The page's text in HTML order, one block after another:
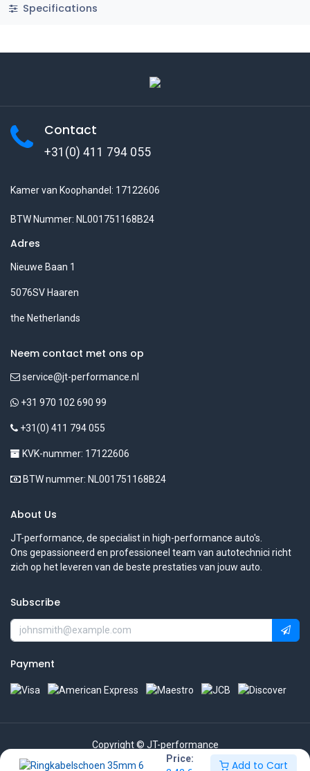
Price:
Add to Cart
Specifications
Contact
+31(0) 411 794 055
Kamer van Koophandel: 17122606
BTW Nummer: NL001751168B24
Adres
Nieuwe Baan 1
5076SV Haaren
the Netherlands
Neem contact met ons op
service@jt-performance.nl
+31 970 102 690 99
+31(0) 411 794 055
KVK-nummer: 17122606
BTW nummer: NL001751168B24
About Us
JT-performance, de specialist in high-performance auto's.
Ons gepassioneerd en professioneel team van autotechnici richt
zich op het leveren van de beste prestaties van jouw auto.
Subscribe
Payment
Copyright © JT-performance